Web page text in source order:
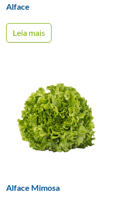
Alface
Leia mais
Alface Mimosa